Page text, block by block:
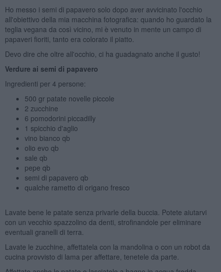
Ho messo i semi di papavero solo dopo aver avvicinato l'occhio
all'obiettivo della mia macchina fotografica: quando ho guardato la
teglia vegana da così vicino, mi è venuto in mente un campo di
papaveri fioriti, tanto era colorato il piatto.
Devo dire che oltre all'occhio, ci ha guadagnato anche il gusto!
Verdure ai semi di papavero
Ingredienti per 4 persone:
500 gr patate novelle piccole
2 zucchine
6 pomodorini piccadilly
1 spicchio d'aglio
vino bianco qb
olio evo qb
sale qb
pepe qb
semi di papavero qb
qualche rametto di origano fresco
Lavate bene le patate senza privarle della buccia. Potete aiutarvi
con un vecchio spazzolino da denti, strofinandole per eliminare
eventuali granelli di terra.
Lavate le zucchine, affettatela con la mandolina o con un robot da
cucina provvisto di lama per affettare, tenetele da parte.